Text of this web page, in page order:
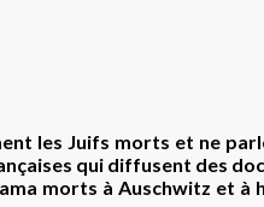
les Juifs morts et ne
qui diffusent des
morts à Auschwitz et à